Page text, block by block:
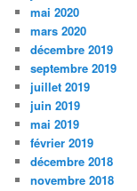
mai 2020
mars 2020
décembre 2019
septembre 2019
juillet 2019
juin 2019
mai 2019
février 2019
décembre 2018
novembre 2018